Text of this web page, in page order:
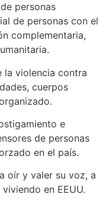
personas
de personas con el
complementaria,
la violencia contra
cuerpos
e
de personas
en el país.
oír y valer su voz, a
en EEUU.